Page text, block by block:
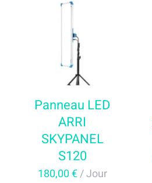
AJOUTER AU PANIER
DÉTAILS
Panneau LED
ARRI
SKYPANEL
S120
180,00€/ Jour